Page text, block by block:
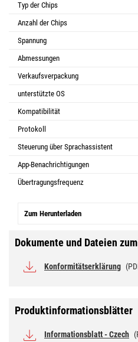
Typ der Chips
Anzahl der Chips
Spannung
Abmessungen
Verkaufsverpackung
unterstützte OS
Kompatibilität
Protokoll
Steuerung über Sprachassistent
App-Benachrichtigungen
Übertragungsfrequenz
Zum Herunterladen
Dokumente und Dateien
Konformitätserklärung
Produktinformationsblätter
Informationsblatt - Czech